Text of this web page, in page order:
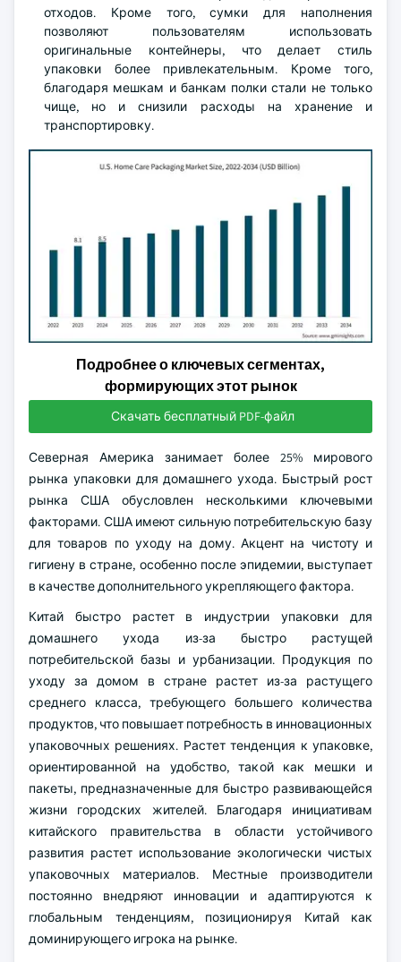
отходов. Кроме того, сумки для наполнения
позволяют пользователям использовать
оригинальные контейнеры, что делает стиль
упаковки более привлекательным. Кроме того,
благодаря мешкам и банкам полки стали не только
чище, но и снизили расходы на хранение и
транспортировку.
Подробнее о ключевых сегментах,
формирующих этот рынок
Скачать бесплатный PDF-файл
Северная Америка занимает более 25% мирового
рынка упаковки для домашнего ухода. Быстрый рост
рынка США обусловлен несколькими ключевыми
факторами. США имеют сильную потребительскую базу
для товаров по уходу на дому. Акцент на чистоту и
гигиену в стране, особенно после эпидемии, выступает
в качестве дополнительного укрепляющего фактора.
Китай быстро растет в индустрии упаковки для
домашнего ухода из-за быстро растущей
потребительской базы и урбанизации. Продукция по
уходу за домом в стране растет из-за растущего
среднего класса, требующего большего количества
продуктов, что повышает потребность в инновационных
упаковочных решениях. Растет тенденция к упаковке,
ориентированной на удобство, такой как мешки и
пакеты, предназначенные для быстро развивающейся
жизни городских жителей. Благодаря инициативам
китайского правительства в области устойчивого
развития растет использование экологически чистых
упаковочных материалов. Местные производители
постоянно внедряют инновации и адаптируются к
глобальным тенденциям, позиционируя Китай как
доминирующего игрока на рынке.